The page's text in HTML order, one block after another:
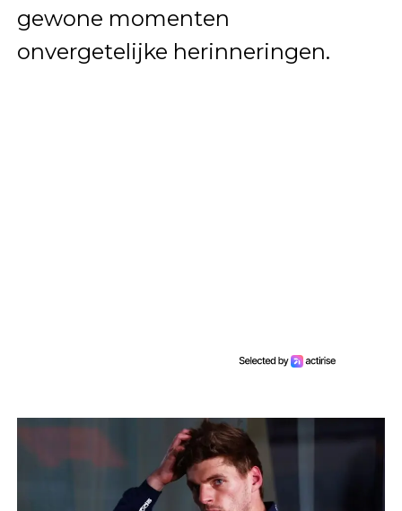
gewone momenten
onvergetelijke herinneringen.